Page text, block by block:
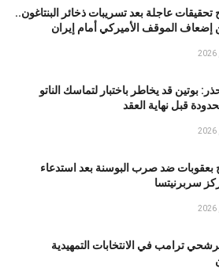
تحقيقات عاجلة بعد تسريبات ذخائر البنتاغون..
الموقف الأميركي أمام إيران
بوتين قد يخاطر باختبار لتماسك الناتو
قبل نهاية العقد
بعقوبات ضد صرب البوسنة بعد استدعاء
سربرنيتسا
ترامب في الانتخابات التمهيدية